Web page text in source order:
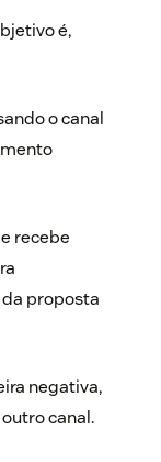
é,
o canal
recebe
proposta
negativa,
canal.